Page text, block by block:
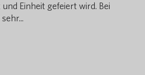
Einheit gefeiert wird. Bei